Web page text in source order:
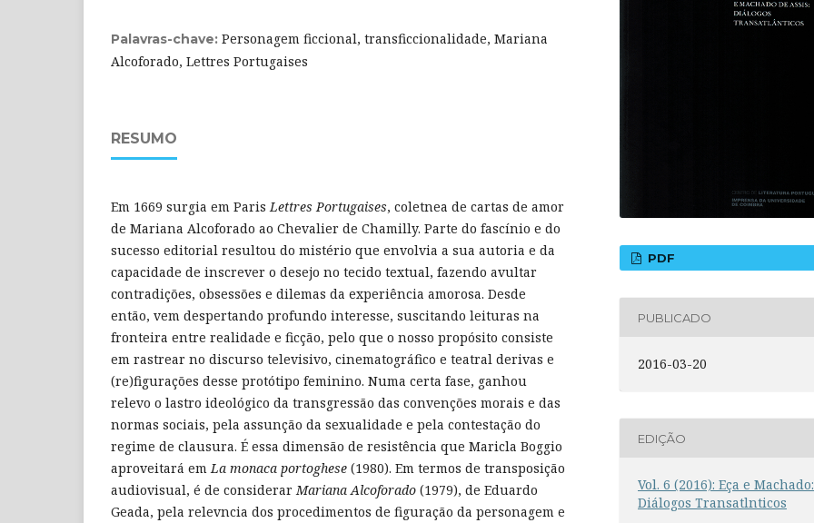
Palavras-chave: Personagem ficcional, transficcionalidade, Mariana
Alcoforado, Lettres Portugaises
RESUMO
Em 1669 surgia em ParisLettres Portugaises, coletnea de cartas de amor
de Mariana Alcoforado ao Chevalier de Chamilly. Parte do fascínio e do
sucesso editorial resultou do mistério que envolvia a sua autoria e da
capacidade de inscrever o desejo no tecido textual, fazendo avultar
contradições, obsessões e dilemas da experiência amorosa. Desde
então, vem despertando profundo interesse, suscitando leituras na
fronteira entre realidade e ficção, pelo que o nosso propósito consiste
em rastrear no discurso televisivo, cinematográfico e teatral derivas e
(re)figurações desse protótipo feminino. Numa certa fase, ganhou
relevo o lastro ideológico da transgressão das convenções morais e das
normas sociais, pela assunção da sexualidade e pela contestação do
regime de clausura. É essa dimensão de resistência que Maricla Boggio
aproveitará emLa monaca portoghese (1980). Em termos de transposição
audiovisual, é de considerarMariana Alcoforado (1979), de Eduardo
Geada, pela relevncia dos procedimentos de figuração da personagem e
PDF
PUBLICADO
2016-03-20
EDIÇÃO
Vol. 6 (2016): Eça e Machado:
Diálogos Transatlnticos